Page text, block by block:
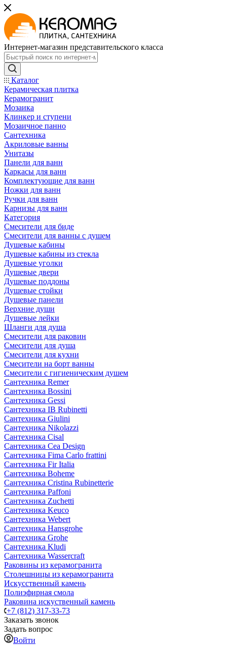
Интернет-магазин представительского класса
Каталог
Керамическая плитка
Керамогранит
Мозаика
Клинкер и ступени
Мозаичное панно
Сантехника
Акриловые ванны
Унитазы
Панели для ванн
Каркасы для ванн
Комплектующие для ванн
Ножки для ванн
Ручки для ванн
Карнизы для ванн
Категория
Смесители для биде
Смесители для ванны с душем
Душевые кабины
Душевые кабины из стекла
Душевые уголки
Душевые двери
Душевые поддоны
Душевые стойки
Душевые панели
Верхние души
Душевые лейки
Шланги для душа
Смесители для раковин
Смесители для душа
Смесители для кухни
Смесители на борт ванны
Смесители с гигиеническим душем
Сантехника Remer
Сантехника Bossini
Сантехника Gessi
Сантехника IB Rubinetti
Сантехника Giulini
Сантехника Nikolazzi
Сантехника Cisal
Сантехника Cea Design
Сантехника Fima Carlo frattini
Сантехника Fir Italia
Сантехника Boheme
Сантехника Cristina Rubinetterie
Сантехника Paffoni
Сантехника Zuchetti
Сантехника Keuco
Сантехника Webert
Сантехника Hansgrohe
Сантехника Grohe
Сантехника Kludi
Сантехника Wassercraft
Раковины из керамогранита
Столешницы из керамогранита
Искусственный камень
Полиэфирная смола
Раковина искуственный камень
+7 (812) 317-33-73
Заказать звонок
Задать вопрос
Войти